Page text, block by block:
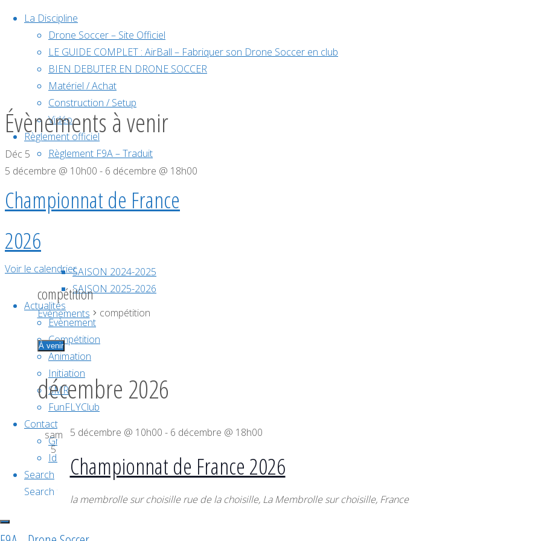
Skip to content
La Discipline
Drone Soccer – Site Officiel
LE GUIDE COMPLET : AirBall – Fabriquer son Drone Soccer en club
BIEN DEBUTER EN DRONE SOCCER
Matériel / Achat
Construction / Setup
Vidéo
Règlement officiel
Règlement F9A – Traduit
Règle du jeu en image
Classement Fédéral
SAISON 2024-2025
SAISON 2025-2026
Actualités
Evènement
Compétition
Animation
Initiation
SMR
FunFLYClub
Contact
Groupe de travail
Identifiez votre équipe
Search
Search for:
Évènements à venir
Déc 5
5 décembre @ 10h00 - 6 décembre @ 18h00
Championnat de France
2026
Voir le calendrier
compétition
Évènements compétition
À venir
Sélectionnez
une
date.
décembre 2026
sam
5
5 décembre @ 10h00 - 6 décembre @ 18h00
Championnat de France 2026
la membrolle sur choisillerue de la choisille, La Membrolle sur choisille, France